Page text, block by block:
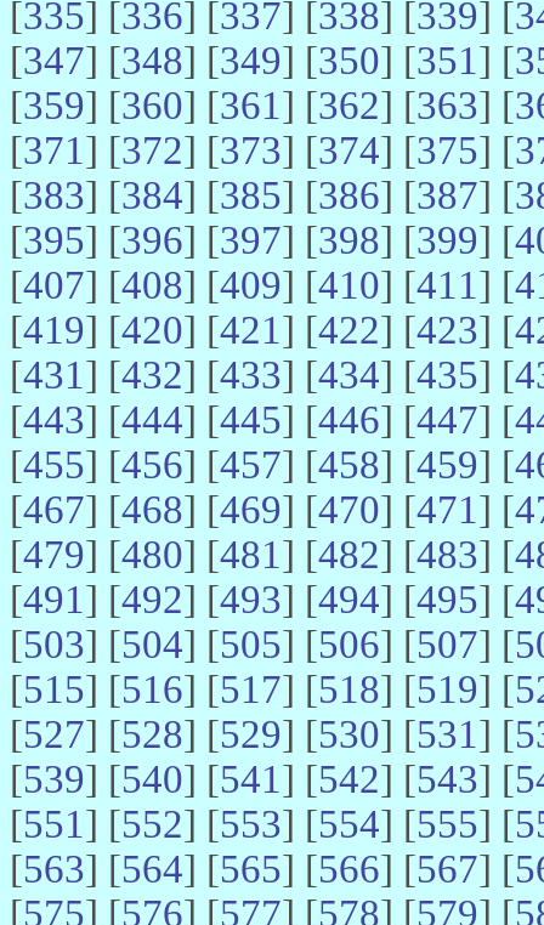
[335] [336] [337] [338] [339] [
[347] [348] [349] [350] [351] [
[359] [360] [361] [362] [363] [
[371] [372] [373] [374] [375] [
[383] [384] [385] [386] [387] [
[395] [396] [397] [398] [399] [
[407] [408] [409] [410] [411] [
[419] [420] [421] [422] [423] [
[431] [432] [433] [434] [435] [
[443] [444] [445] [446] [447] [
[455] [456] [457] [458] [459] [
[467] [468] [469] [470] [471] [
[479] [480] [481] [482] [483] [
[491] [492] [493] [494] [495] [
[503] [504] [505] [506] [507] [
[515] [516] [517] [518] [519] [
[527] [528] [529] [530] [531] [
[539] [540] [541] [542] [543] [
[551] [552] [553] [554] [555] [
[563] [564] [565] [566] [567] [
[575] [576] [577] [578] [579] [